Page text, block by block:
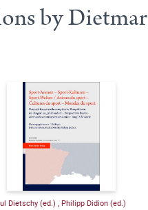
by Dietmar
Dietschy (ed.) Philipp Didion (ed.)